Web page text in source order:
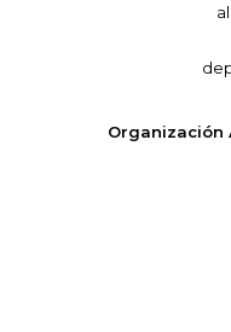
Organización